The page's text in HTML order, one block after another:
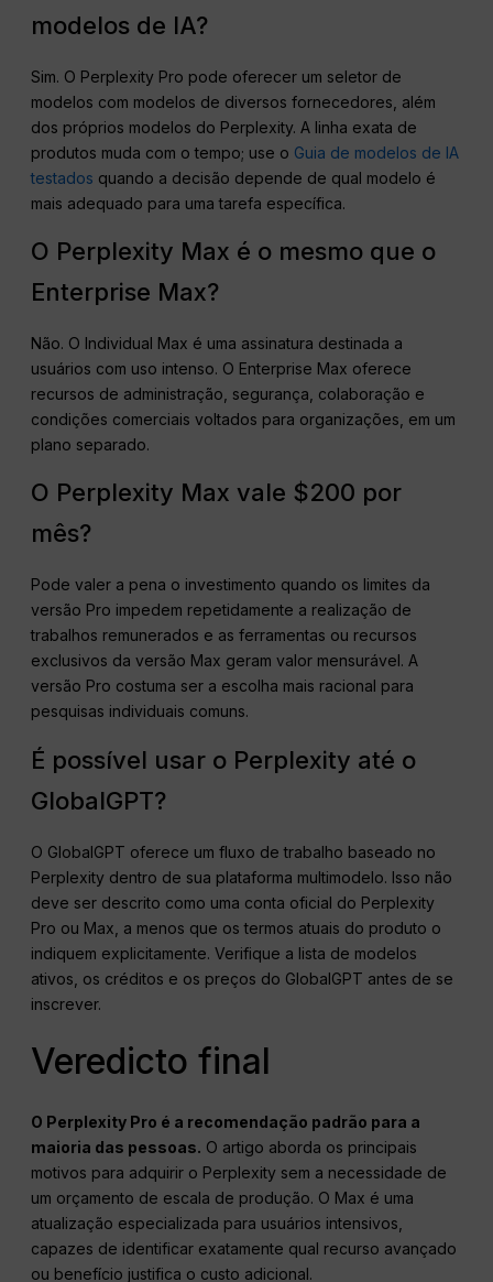
modelos de IA?
Sim. O Perplexity Pro pode oferecer um seletor de
modelos com modelos de diversos fornecedores, além
dos próprios modelos do Perplexity. A linha exata de
produtos muda com o tempo; use o Guia de modelos de IA
testados quando a decisão depende de qual modelo é
mais adequado para uma tarefa específica.
O Perplexity Max é o mesmo que o
Enterprise Max?
Não. O Individual Max é uma assinatura destinada a
usuários com uso intenso. O Enterprise Max oferece
recursos de administração, segurança, colaboração e
condições comerciais voltados para organizações, em um
plano separado.
O Perplexity Max vale $200 por
mês?
Pode valer a pena o investimento quando os limites da
versão Pro impedem repetidamente a realização de
trabalhos remunerados e as ferramentas ou recursos
exclusivos da versão Max geram valor mensurável. A
versão Pro costuma ser a escolha mais racional para
pesquisas individuais comuns.
É possível usar o Perplexity até o
GlobalGPT?
O GlobalGPT oferece um fluxo de trabalho baseado no
Perplexity dentro de sua plataforma multimodelo. Isso não
deve ser descrito como uma conta oficial do Perplexity
Pro ou Max, a menos que os termos atuais do produto o
indiquem explicitamente. Verifique a lista de modelos
ativos, os créditos e os preços do GlobalGPT antes de se
inscrever.
Veredicto final
O Perplexity Pro é a recomendação padrão para a
maioria das pessoas. O artigo aborda os principais
motivos para adquirir o Perplexity sem a necessidade de
um orçamento de escala de produção. O Max é uma
atualização especializada para usuários intensivos,
capazes de identificar exatamente qual recurso avançado
ou benefício justifica o custo adicional.